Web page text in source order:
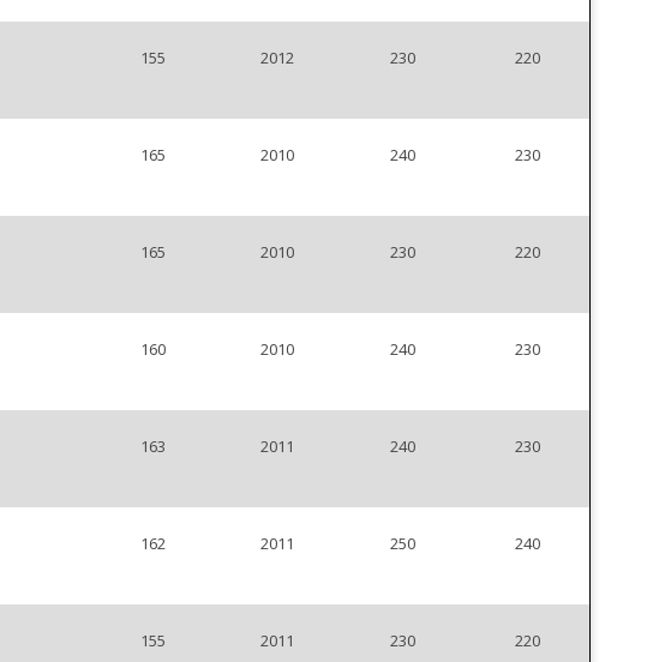
155 2012 230 220
165 2010 240 230
165 2010 230 220
160 2010 240 230
163 2011 240 230
162 2011 250 240
155 2011 230 220